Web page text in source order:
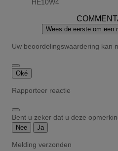
HE10W4
Wees de eerste om een
Uw beoordelingswaardering kan
Oké
Rapporteer reactie
Bent u zeker dat u deze
Nee Ja
Melding verzonden